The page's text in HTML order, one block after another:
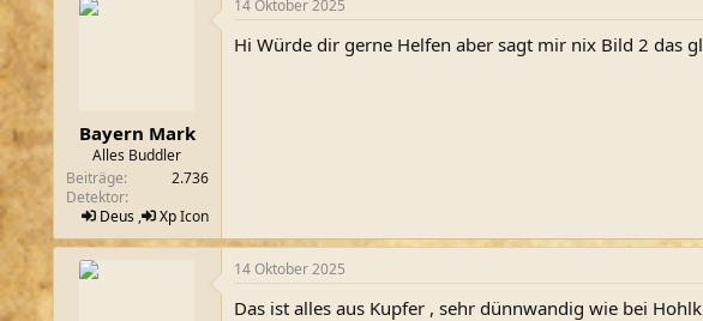
k
i
Bayern Mark
Alles Buddler
Beiträge
2.736
Detektor
Deus, XpIcon
14 Oktober 2025
Hi Würde dir gerne Helfen aber sagt mir nix Bild 2 das
14 Oktober 2025
Das ist alles aus Kupfer , sehr dünnwandig wie bei